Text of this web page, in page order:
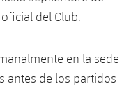
del Club.
en la sede
antes de los partidos